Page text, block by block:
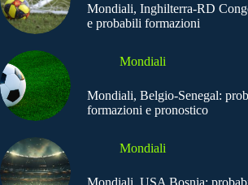
Mondiali, Inghilterra-RD
e probabili formazioni
Mondiali
Mondiali, Belgio-Senegal:
formazioni e pronostico
Mondiali
Mondiali, USA Bosnia: